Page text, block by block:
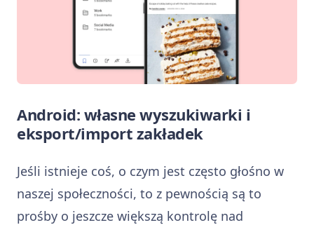
Android: własne wyszukiwarki i
eksport/import zakładek
Jeśli istnieje coś, o czym jest często głośno w
naszej społeczności, to z pewnością są to
prośby o jeszcze większą kontrolę nad